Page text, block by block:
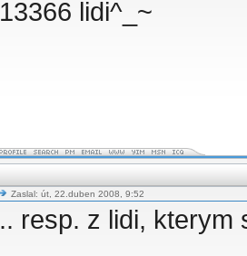
13366 lidi^_~
Zaslal: út, 22.duben 2008, 9:52
.. resp. z lidi,